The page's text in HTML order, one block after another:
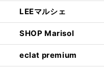
LEEマルシェ
SHOP Marisol
eclat premium